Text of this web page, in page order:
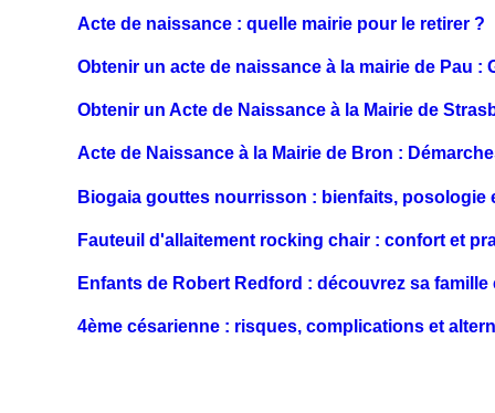
Acte de naissance : quelle mairie pour le retirer ?
Obtenir un acte de naissance à la mairie de Pau :
Obtenir un Acte de Naissance à la Mairie de
Acte de Naissance à la Mairie de Bron :
Biogaia gouttes nourrisson : bienfaits, posologie
Fauteuil d'allaitement rocking chair : confort et
Enfants de Robert Redford : découvrez sa famille
4ème césarienne : risques, complications et